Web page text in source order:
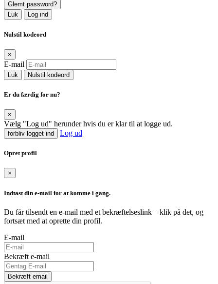
Glemt password?
Luk
Log ind
Nulstil kodeord
×
E-mail
Luk Nulstil kodeord
Er du færdig for nu?
×
Vælg "Log ud" herunder hvis du er klar til at logge ud.
forbliv logget ind Log ud
Opret profil
×
Indtast din e-mail for at komme i gang.
Du får tilsendt en e-mail med et bekræftelseslink – klik på det, og
fortsæt med at oprette din profil.
E-mail
Bekræft e-mail
Bekræft email